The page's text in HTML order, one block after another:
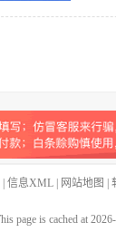
| 信息XML | 网站地图 |
page is cached at